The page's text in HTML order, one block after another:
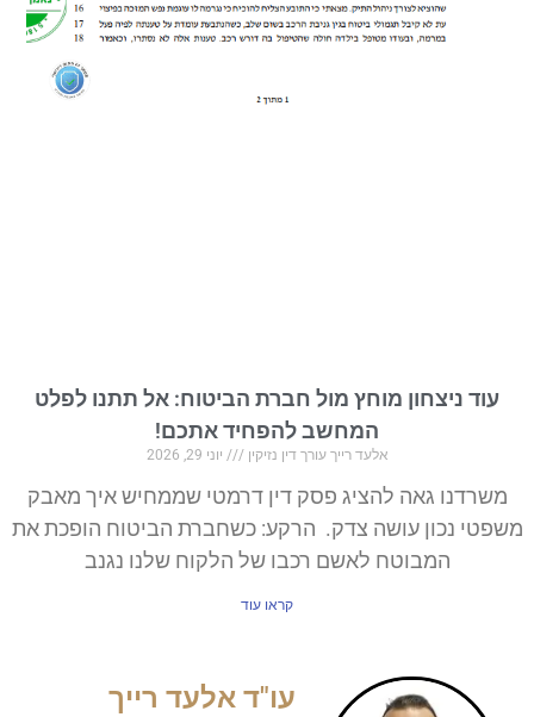
עוד ניצחון מוחץ מול חברת הביטוח: אל תתנו לפלט
המחשב להפחיד אתכם!
אלעד רייך עורך דין נזיקין יוני 29, 2026
משרדנו גאה להציג פסק דין דרמטי שממחיש איך מאבק
משפטי נכון עושה צדק. הרקע: כשחברת הביטוח הופכת את
המבוטח לאשם רכבו של הלקוח שלנו נגנב
קראו עוד
עו"ד אלעד רייך